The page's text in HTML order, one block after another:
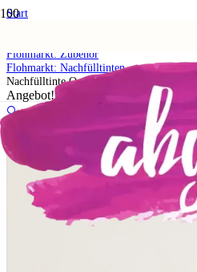
Start
Flohmarkt: Zubehör
Flohmarkt: Nachfülltinten
Nachfülltinte Orchideenlila
Angebot!
🔍